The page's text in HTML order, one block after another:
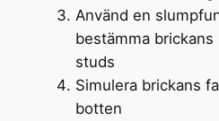
Använd en
bestämma
studs
Simulera brickans
botten